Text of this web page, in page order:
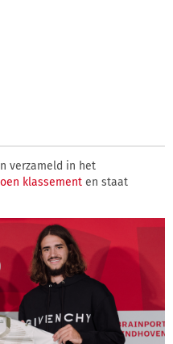
verzameld in het
klassement en staat